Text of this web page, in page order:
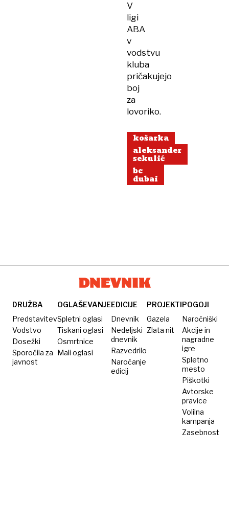
V
ligi
ABA
v
vodstvu
kluba
pričakujejo
boj
za
lovoriko.
košarka
aleksander
sekulić
bc
dubai
DRUŽBA
Predstavitev
Vodstvo
Dosežki
Sporočila za
javnost
OGLAŠEVANJE
Spletni oglasi
Tiskani oglasi
Osmrtnice
Mali oglasi
EDICIJE
Dnevnik
Nedeljski
dnevnik
Razvedrilo
Naročanje
edicij
PROJEKTI
Gazela
Zlata nit
POGOJI
Naročniški
Akcije in
nagradne
igre
Spletno
mesto
Piškotki
Avtorske
pravice
Volilna
kampanja
Zasebnost